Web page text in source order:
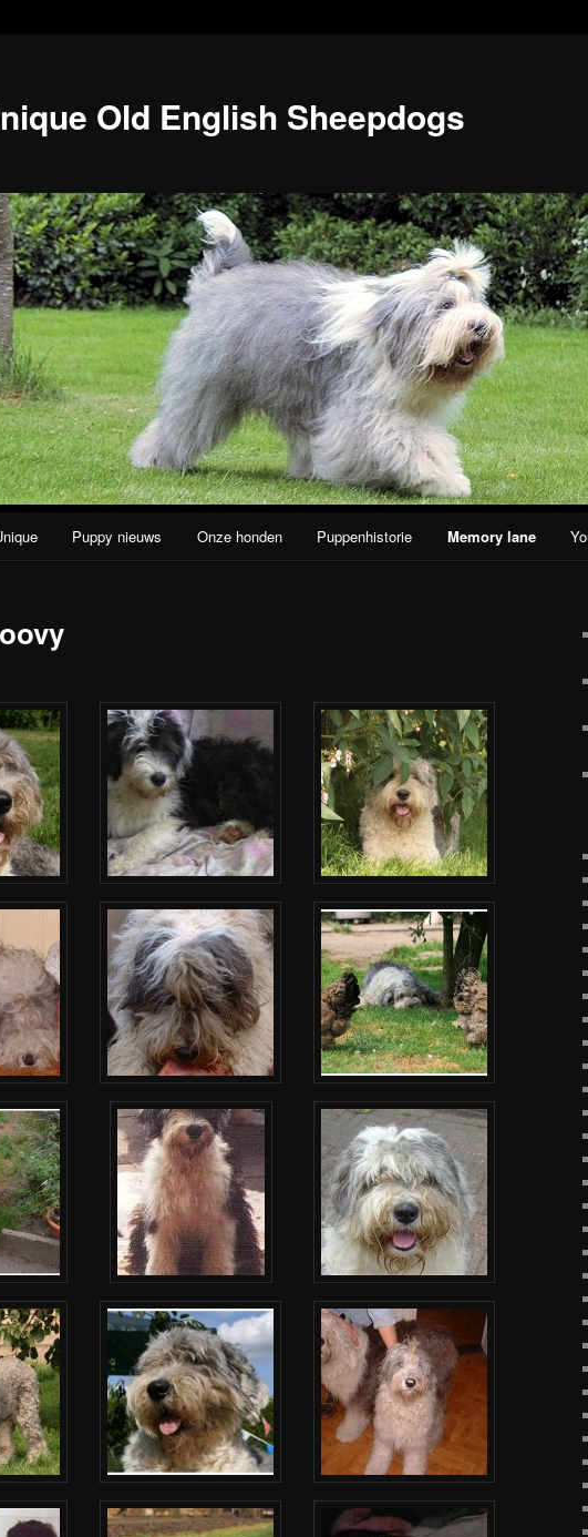
Old English Sheepdogs
inhoud
Puppy nieuws Onze honden Puppenhistorie Memory lane